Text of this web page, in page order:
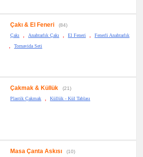
Çakı & El Feneri
(84)
Çakı
, Anahtarlık Çakı , El Feneri , Fenerli Anahtarlık
, Tornavida Seti
Çakmak & Küllük
(21)
Plastik Çakmak
, Küllük - Kül Tablası
Masa Çanta Askısı
(10)